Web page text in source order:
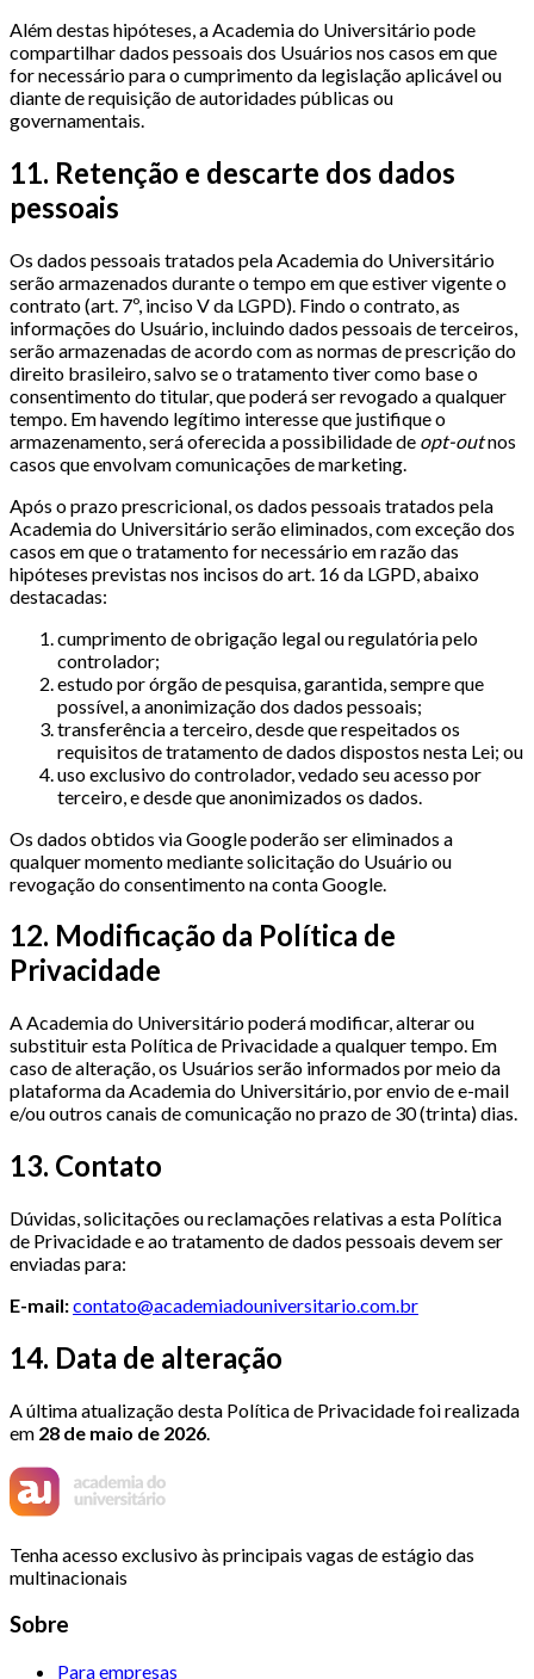
Além destas hipóteses, a Academia do Universitário pode
compartilhar dados pessoais dos Usuários nos casos em que
for necessário para o cumprimento da legislação aplicável ou
diante de requisição de autoridades públicas ou
governamentais.
11. Retenção e descarte dos dados
pessoais
Os dados pessoais tratados pela Academia do Universitário
serão armazenados durante o tempo em que estiver vigente o
contrato (art. 7º, inciso V da LGPD). Findo o contrato, as
informações do Usuário, incluindo dados pessoais de terceiros,
serão armazenadas de acordo com as normas de prescrição do
direito brasileiro, salvo se o tratamento tiver como base o
consentimento do titular, que poderá ser revogado a qualquer
tempo. Em havendo legítimo interesse que justifique o
armazenamento, será oferecida a possibilidade de opt-outnos
casos que envolvam comunicações de marketing.
Após o prazo prescricional, os dados pessoais tratados pela
Academia do Universitário serão eliminados, com exceção dos
casos em que o tratamento for necessário em razão das
hipóteses previstas nos incisos do art. 16 da LGPD, abaixo
destacadas:
cumprimento de obrigação legal ou regulatória pelo
controlador;
estudo por órgão de pesquisa, garantida, sempre que
possível, a anonimização dos dados pessoais;
transferência a terceiro, desde que respeitados os
requisitos de tratamento de dados dispostos nesta Lei; ou
uso exclusivo do controlador, vedado seu acesso por
terceiro, e desde que anonimizados os dados.
Os dados obtidos via Google poderão ser eliminados a
qualquer momento mediante solicitação do Usuário ou
revogação do consentimento na conta Google.
12. Modificação da Política de
Privacidade
A Academia do Universitário poderá modificar, alterar ou
substituir esta Política de Privacidade a qualquer tempo. Em
caso de alteração, os Usuários serão informados por meio da
plataforma da Academia do Universitário, por envio de e-mail
e/ou outros canais de comunicação no prazo de 30 (trinta) dias.
13. Contato
Dúvidas, solicitações ou reclamações relativas a esta Política
de Privacidade e ao tratamento de dados pessoais devem ser
enviadas para:
E-mail:contato@academiadouniversitario.com.br
14. Data de alteração
A última atualização desta Política de Privacidade foi realizada
em 28 de maio de 2026.
Tenha acesso exclusivo às principais vagas de estágio das
multinacionais
Sobre
Para empresas